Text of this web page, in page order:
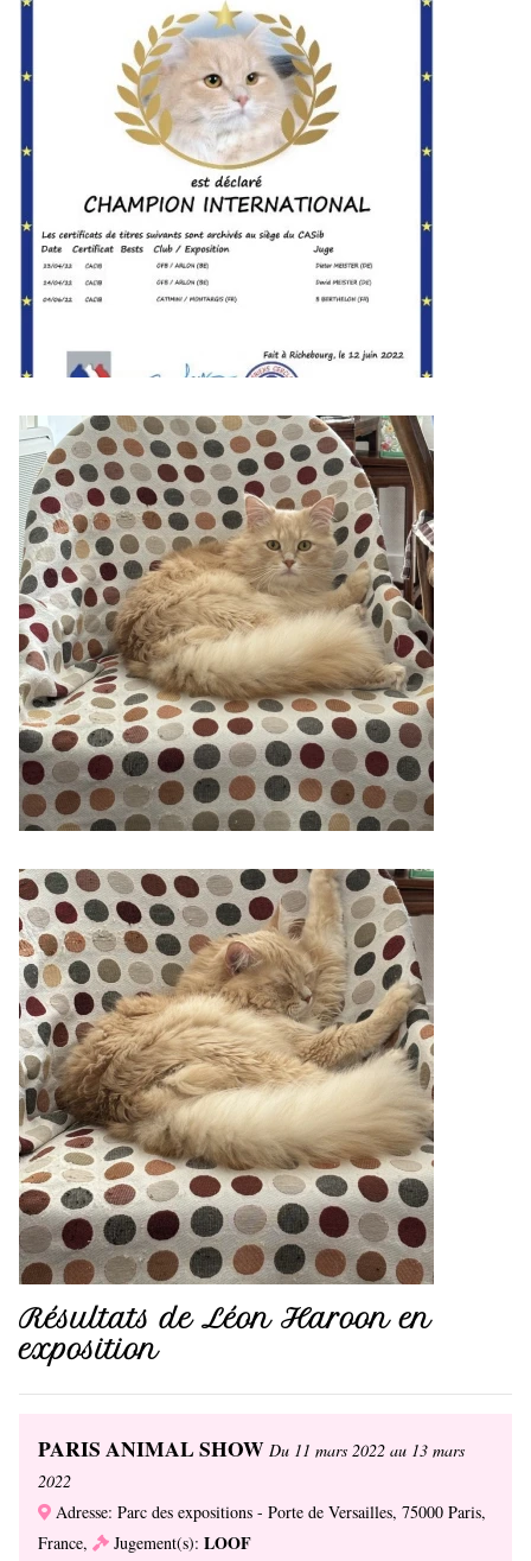
Résultats de Léon Haroon en
exposition
PARIS ANIMAL SHOW Du 11 mars 2022 au 13 mars
2022
Adresse: Parc des expositions - Porte de Versailles, 75000 Paris,
France,
Jugement(s): LOOF